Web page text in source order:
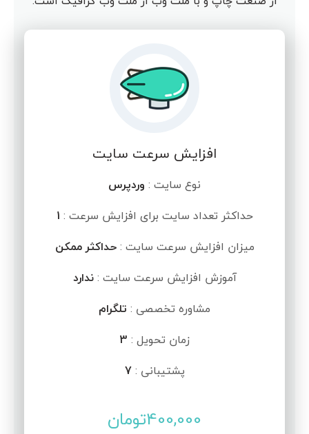
افزایش سرعت سایت
نوع سایت : وردپرس
حداکثر تعداد سایت برای افزایش سرعت : 1
میزان افزایش سرعت سایت :حداکثر ممکن
آموزش افزایش سرعت سایت :ندارد
مشاوره تخصصی : تلگرام
زمان تحویل : 3
پشتیبانی :7
400,000تومان